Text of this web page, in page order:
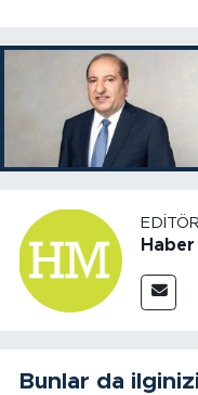
Bunlar da